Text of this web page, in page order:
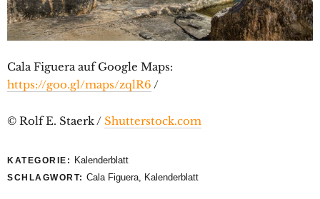
Cala Figuera auf Google Maps:
https://goo.gl/maps/zqlR6 /
© Rolf E. Staerk / Shutterstock.com
KATEGORIE: Kalenderblatt
SCHLAGWORT: Cala Figuera, Kalenderblatt